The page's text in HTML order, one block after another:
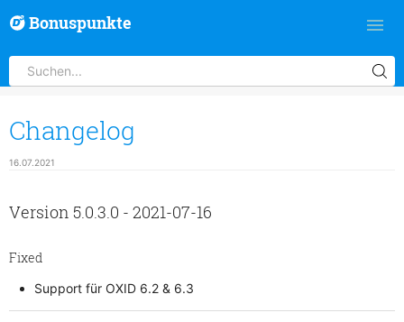
Bonuspunkte
Changelog
16.07.2021
Version 5.0.3.0 - 2021-07-16
Fixed
Support für OXID 6.2 & 6.3